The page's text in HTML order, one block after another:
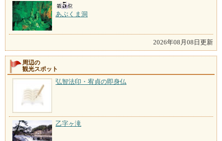
あぶくま洞
2026年08月08日更新
周辺の
観光スポット
弘智法印・宥貞の即身仏
乙字ヶ滝